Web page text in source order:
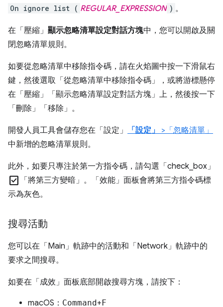
On ignore list ( REGULAR_EXPRESSION ) 。
在「壓縮」 顯示忽略清單設定對話方塊中，您可以開啟及關
閉忽略清單規則。
如要從忽略清單中移除指令碼，請在火焰圖中按一下滑鼠右
鍵，然後選取「從忽略清單中移除指令碼」
，或將游標懸停
在「壓縮」
「顯示忽略清單設定對話方塊」 上，然後按一下
「刪除」
「移除」 。
開發人員工具會儲存您在「設定」 「設定」
>「忽略清單」
中新增的忽略清單規則。
此外，如要只專注於第一方指令碼，請勾選「check_box」
check_box 「將第三方變暗」 。「效能」 面板會將第三方指令碼標
示為灰色。
搜尋活動
您可以在「Main」 軌跡中的活動和「Network」 軌跡中的
要求之間搜尋。
如要在「成效」 面板底部開啟搜尋方塊，請按下：
macOS： Command+F